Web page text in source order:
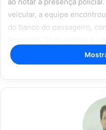
ao notar a presença
veicular, a equipe
do banco do passageiro,
afirmou que a arma tinha
de arma de fogo.
Vitória